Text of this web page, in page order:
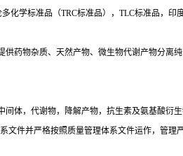
学标准品（TRC标准品），TLC标准品，印
药物杂质、天然产物、微生物代谢产物分离纯
体，代谢物，降解产物，抗生素及氨基酸衍
件并严格按照质量管理体系文件运作，管